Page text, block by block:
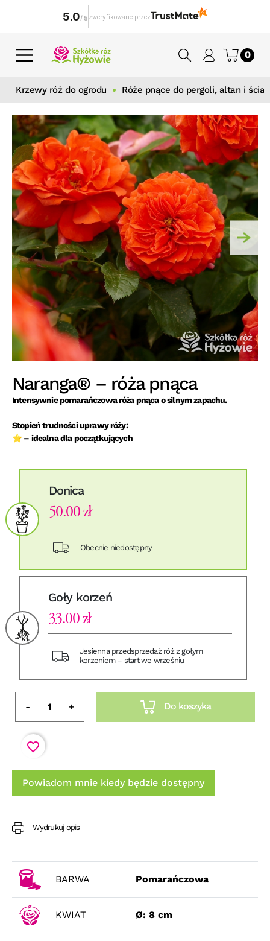
0
Krzewy róż do ogrodu Róże pnące do pergoli, altan i ścian
Naranga® – róża pnąca
Intensywnie pomarańczowa róża pnąca o silnym zapachu.
Stopień trudności uprawy róży:
⭐ – idealna dla początkujących
Donica
50.00 zł
Obecnie niedostępny
Goły korzeń
33.00 zł
Jesienna przedsprzedaż róż z gołym
korzeniem – start we wrześniu
Do koszyka
- +
favorite_border
Powiadom mnie kiedy będzie dostępny
Wydrukuj opis
BARWA Pomarańczowa
KWIAT Ø: 8 cm
5.0/ 5 zweryfikowane przez